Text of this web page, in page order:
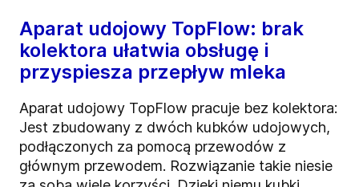
Aparat udojowy TopFlow: brak
kolektora ułatwia obsługę i
przyspiesza przepływ mleka
Aparat udojowy TopFlow pracuje bez kolektora:
Jest zbudowany z dwóch kubków udojowych,
podłączonych za pomocą przewodów z
głównym przewodem. Rozwiązanie takie niesie